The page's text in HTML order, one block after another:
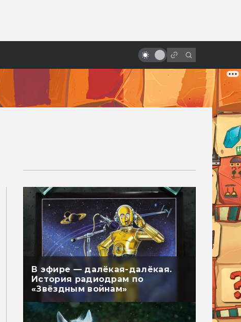
никто не понял
В эфире — далёкая-далёкая.
История радиодрам по
«Звёздным войнам»